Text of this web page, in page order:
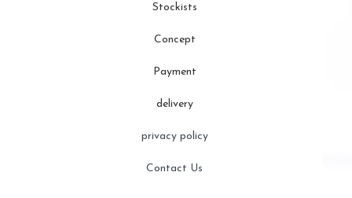
Stockists
Concept
Payment
delivery
privacy policy
Contact Us